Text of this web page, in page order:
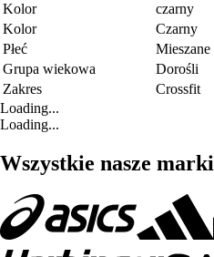
Kolor
czarny
Kolor
Czarny
Płeć
Mieszane
Grupa wiekowa
Dorośli
Zakres
Crossfit
Loading...
Loading...
Wszystkie nasze marki